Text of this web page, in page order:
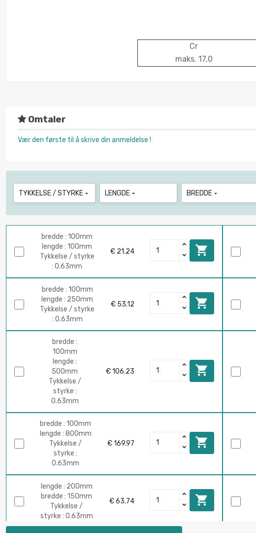
Cr
maks. 17,0
Omtaler
Vær den første til å skrive din anmeldelse !
TYKKELSE / STYRKE  LENGDE  BREDDE 
bredde : 100mm
lengde : 100mm
Tykkelse / styrke
: 0.63mm
€ 21.24 
bredde : 100mm
lengde : 250mm
Tykkelse / styrke
: 0.63mm
€ 53.12 
bredde :
100mm
lengde :
500mm
Tykkelse /
styrke :
0.63mm
€ 106.23 
bredde : 100mm
lengde : 800mm
Tykkelse /
styrke :
0.63mm
€ 169.97 
lengde : 200mm
bredde : 150mm
Tykkelse /
styrke : 0.63mm
€ 63.74 